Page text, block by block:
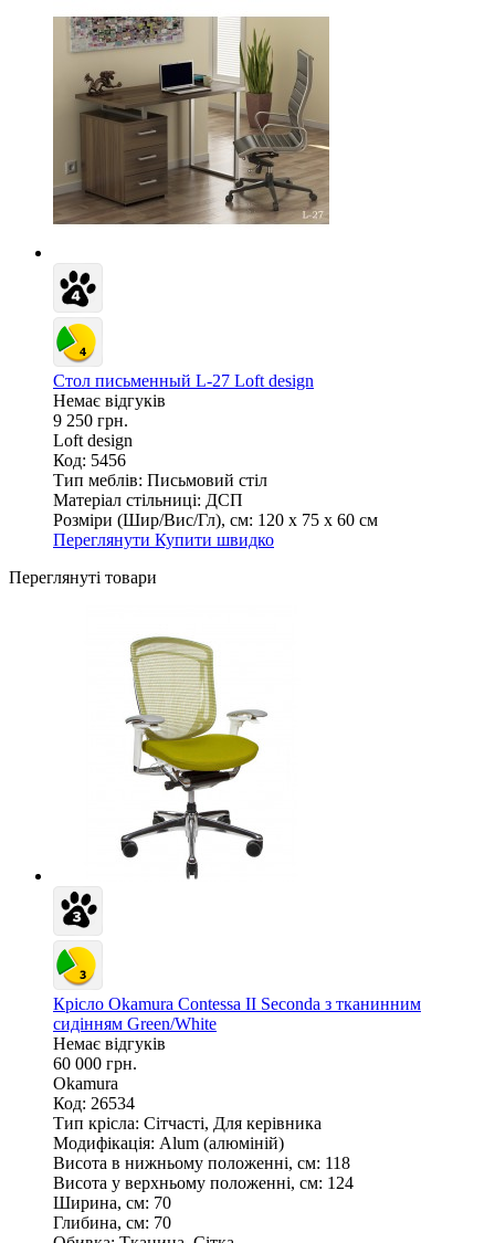
Стол письменный L-27 Loft design
Немає відгуків
9 250 грн.
Loft design
Код: 5456
Тип меблів: Письмовий стіл
Матеріал стільниці: ДСП
Розміри (Шир/Вис/Гл), см: 120 х 75 х 60 см
Переглянути Купити швидко
Переглянуті товари
Крісло Okamura Contessa II Seconda з тканинним
сидінням Green/White
Немає відгуків
60 000 грн.
Okamura
Код: 26534
Тип крісла: Сітчасті, Для керівника
Модифікація: Alum (алюміній)
Висота в нижньому положенні, см: 118
Висота у верхньому положенні, см: 124
Ширина, см: 70
Глибина, см: 70